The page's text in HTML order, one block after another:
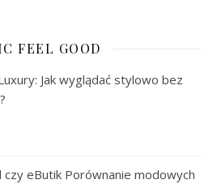
FEEL GOOD
Jak wyglądać stylowo bez
czy eButik Porównanie modowych